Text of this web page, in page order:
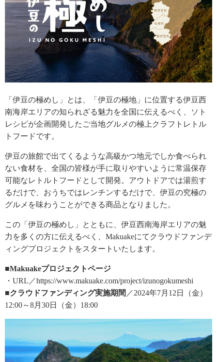
「伊豆の極めし」とは、「伊豆の極地」に位置する伊豆西
南海岸エリアの知られざる魅力を全国に伝えるべく、ソト
レシピが企画開発したご当地グルメの極上クラフトレトル
トフードです。
伊豆の旅館で出てくるような高級かつ地元でしか食べられ
ない食材を、全国の皆様が手に取りやすいように常温保存
可能なレトルトフードとして開発。アウトドアでは湯煎す
るだけで、おうちではレンチンするだけで、伊豆の究極の
グルメを味わうことができる商品となりました。
この「伊豆の極めし」とともに、伊豆西南海岸エリアの魅
力を多くの方に伝えるべく、Makuakeにてクラウドファンデ
ィングプロジェクトをスタートいたします。
■Makuakeプロジェクトページ
・URL／https://www.makuake.com/project/izunogokumeshi
■クラウドファンディング実施期間 ／2024年7月12日（金）
12:00～8月30日（金）18:00